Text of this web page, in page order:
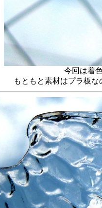
今回は着
もともと素材はプラ板